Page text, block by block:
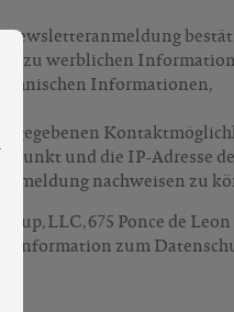
zu werblichen
Informationen,
und die IP-Adresse
nachweisen zu
LLC, 675 Ponce de Leon
Information zum
bieten zu können.Mehr